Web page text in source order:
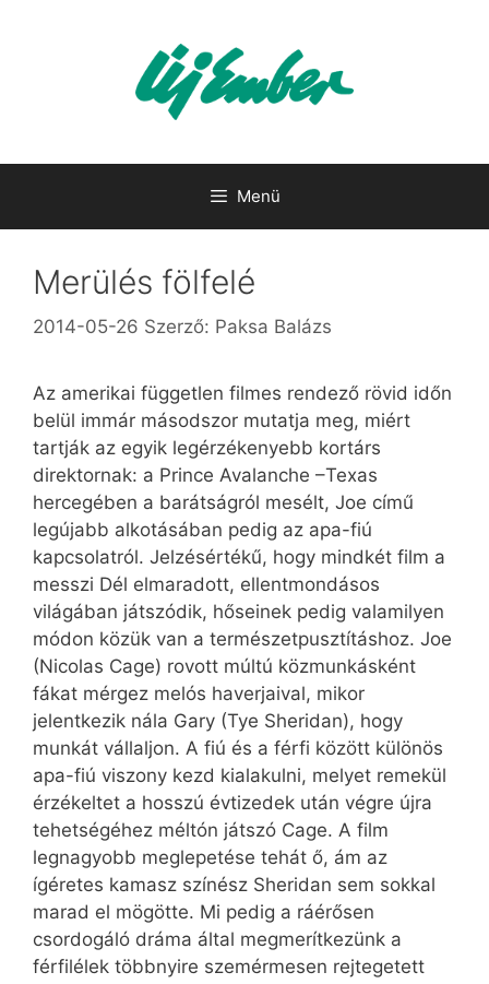
Menü
Merülés fölfelé
2014-05-26 Szerző: Paksa Balázs
Az amerikai független filmes rendező rövid időn
belül immár másodszor mutatja meg, miért
tartják az egyik legérzékenyebb kortárs
direktornak: a Prince Avalanche –Texas
hercegében a barátságról mesélt, Joe című
legújabb alkotásában pedig az apa-fiú
kapcsolatról. Jelzésértékű, hogy mindkét film a
messzi Dél elmaradott, ellentmondásos
világában játszódik, hőseinek pedig valamilyen
módon közük van a természetpusztításhoz. Joe
(Nicolas Cage) rovott múltú közmunkásként
fákat mérgez melós haverjaival, mikor
jelentkezik nála Gary (Tye Sheridan), hogy
munkát vállaljon. A fiú és a férfi között különös
apa-fiú viszony kezd kialakulni, melyet remekül
érzékeltet a hosszú évtizedek után végre újra
tehetségéhez méltón játszó Cage. A film
legnagyobb meglepetése tehát ő, ám az
ígéretes kamasz színész Sheridan sem sokkal
marad el mögötte. Mi pedig a ráérősen
csordogáló dráma által megmerítkezünk a
férfilélek többnyire szemérmesen rejtegetett